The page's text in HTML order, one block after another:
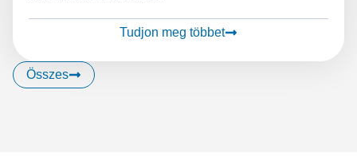
Tudjon meg többet
Összes